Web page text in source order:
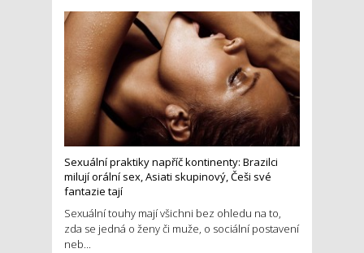
Sexuální praktiky napříč kontinenty: Brazilci
milují orální sex, Asiati skupinový, Češi své
fantazie tají
Sexuální touhy mají všichni bez ohledu na to,
zda se jedná o ženy či muže, o sociální postavení
neb...